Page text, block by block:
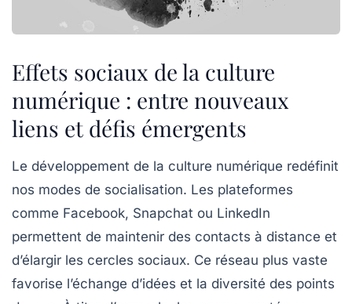
Effets sociaux de la culture
numérique : entre nouveaux
liens et défis émergents
Le développement de la culture numérique redéfinit
nos modes de socialisation. Les plateformes
comme Facebook, Snapchat ou LinkedIn
permettent de maintenir des contacts à distance et
d’élargir les cercles sociaux. Ce réseau plus vaste
favorise l’échange d’idées et la diversité des points